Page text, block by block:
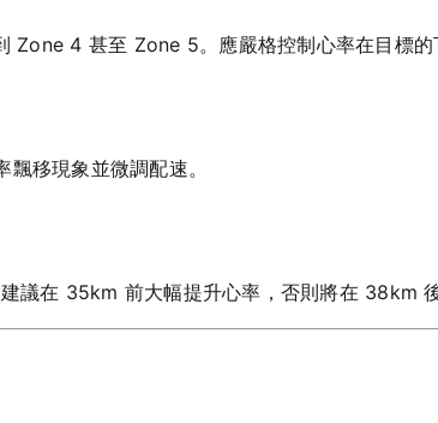
4 甚至 Zone 5。應嚴格控制心率在目標的
移現象並微調配速。
議在 35km 前大幅提升心率，否則將在 38km 後